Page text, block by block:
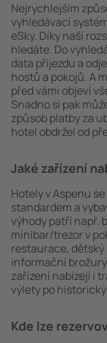
Nejrychlejším
vyhledávací
eSky. Díky naší
hledáte. Do
data příjezdu a
hostů a pokojů. A
před vámi objeví
Snadno si pak
způsob platby za
hotel obdržel od
Jaké zařízení
Hotely v Aspenu
standardem a
výhody patří např.
minibar/trezor v
restaurace,
informační
zařízení nabízejí i
výlety po
Kde lze